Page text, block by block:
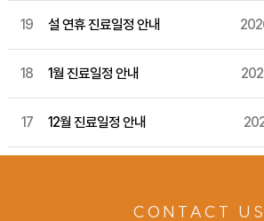
19 설 연휴 진료일정 안내
18 1월 진료일정 안내
17 12월 진료일정 안내
CONTACT US